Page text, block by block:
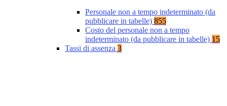
Personale non a tempo indeterminato (da
pubblicare in tabelle) 855
Costo del personale non a tempo
indeterminato (da pubblicare in tabelle) 15
Tassi di assenza 3